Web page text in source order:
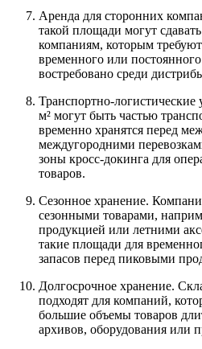
Аренда для сторонних
такой площади могут
компаниям, которым
временного или
востребовано среди
Транспортно-
м² могут быть частью
временно хранятся перед
междугородними
зоны кросс-докинга для
товаров.
Сезонное хранение.
сезонными товарами,
продукцией или летними
такие площади для
запасов перед пиковыми
Долгосрочное хранение.
подходят для компаний,
большие объемы товаров
архивов, оборудования или